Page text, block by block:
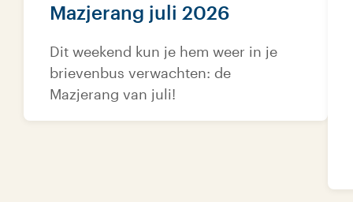
Mazjerang juli 2026
Dit weekend kun je hem weer in je
brievenbus verwachten: de
Mazjerang van juli!